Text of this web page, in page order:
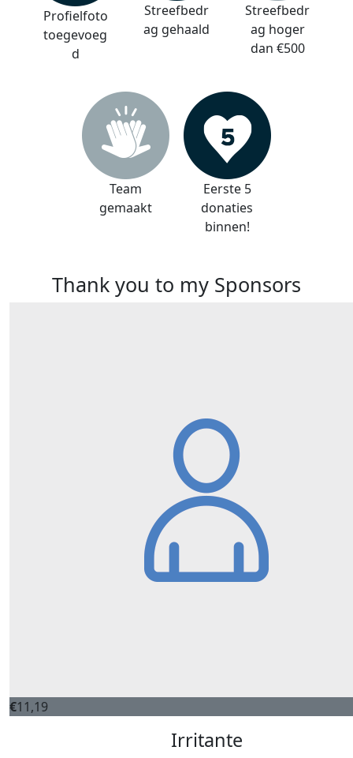
Profielfoto
toegevoeg
d
Streefbedr
ag gehaald
Streefbedr
ag hoger
dan €500
Team
gemaakt
Eerste 5
donaties
binnen!
Thank you to my Sponsors
€11,19
Irritante